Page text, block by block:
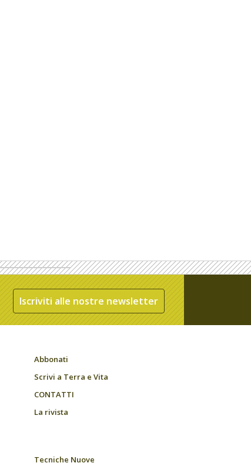
Iscriviti alle nostre newsletter
Abbonati
Scrivi a Terra e Vita
CONTATTI
La rivista
Tecniche Nuove